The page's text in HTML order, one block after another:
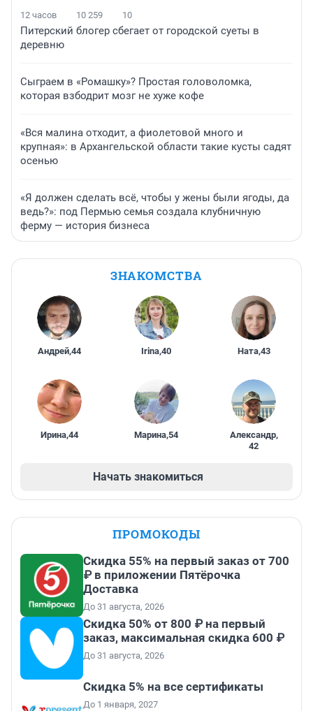
12 часов 10 259 10
Питерский блогер сбегает от городской суеты в
деревню
Сыграем в «Ромашку»? Простая головоломка,
которая взбодрит мозг не хуже кофе
«Вся малина отходит, а фиолетовой много и
крупная»: в Архангельской области такие кусты садят
осенью
«Я должен сделать всё, чтобы у жены были ягоды, да
ведь?»: под Пермью семья создала клубничную
ферму — история бизнеса
ЗНАКОМСТВА
Андрей,44 Irina,40 Ната,43
Ирина,44 Марина,54 Александр,
42
Начать знакомиться
ПРОМОКОДЫ
Скидка 55% на первый заказ от 700
₽ в приложении Пятёрочка
Доставка
До 31 августа, 2026
Скидка 50% от 800 ₽ на первый
заказ, максимальная скидка 600 ₽
До 31 августа, 2026
Скидка 5% на все сертификаты
До 1 января, 2027